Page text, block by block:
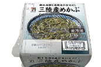
スポーツ振興くじ
行政サービス
レジでApple Account
オンラインフォトサービ
セブン‐イレブンの海外
データで見るセブン‐イ
サステナビリティレポー
報告書ライブラリー
简体中文(服务)
한국어(서비스)
ภาษาไทย(บริการ)